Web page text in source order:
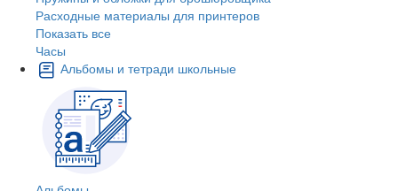
Расходные материалы для принтеров
Показать все
Часы
Альбомы и тетради школьные